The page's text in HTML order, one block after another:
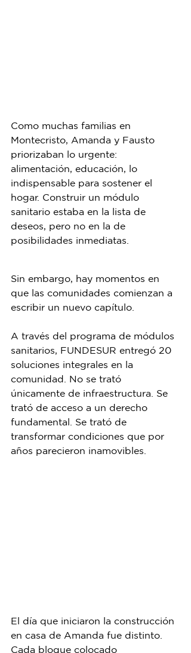
Como muchas familias en
Montecristo, Amanda y Fausto
priorizaban lo urgente:
alimentación, educación, lo
indispensable para sostener el
hogar. Construir un módulo
sanitario estaba en la lista de
deseos, pero no en la de
posibilidades inmediatas.
Sin embargo, hay momentos en
que las comunidades comienzan a
escribir un nuevo capítulo.
A través del programa de módulos
sanitarios, FUNDESUR entregó 20
soluciones integrales en la
comunidad. No se trató
únicamente de infraestructura. Se
trató de acceso a un derecho
fundamental. Se trató de
transformar condiciones que por
años parecieron inamovibles.
El día que iniciaron la construcción
en casa de Amanda fue distinto.
Cada bloque colocado